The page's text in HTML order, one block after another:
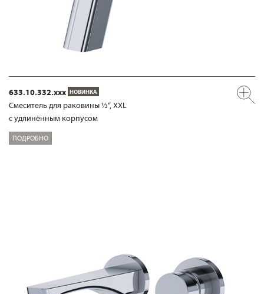
633.10.332.xxx НОВИНКА
Смеситель для раковины ½“, XXL
с удлинённым корпусом
ПОДРОБНО